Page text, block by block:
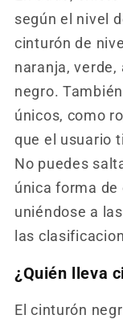
según el nivel
cinturón de
naranja, verde,
negro.
únicos, como
que el usuario
No puedes
única forma de
uniéndose a
las
¿Quién lleva
El cinturón